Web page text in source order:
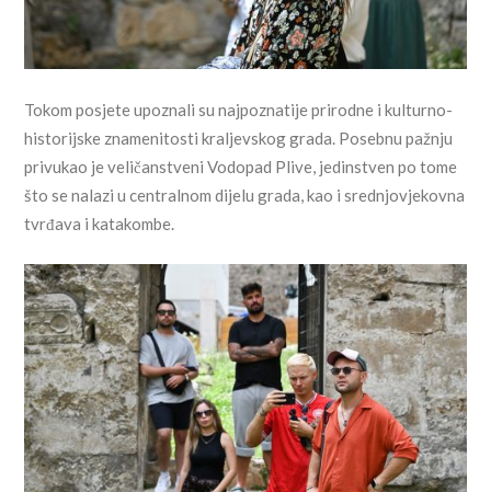
Tokom posjete upoznali su najpoznatije prirodne i kulturno-
historijske znamenitosti kraljevskog grada. Posebnu pažnju
privukao je veličanstveni Vodopad Plive, jedinstven po tome
što se nalazi u centralnom dijelu grada, kao i srednjovjekovna
tvrđava i katakombe.